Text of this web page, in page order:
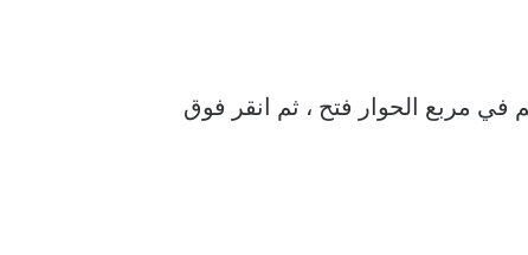
في مربع الحوار فتح ، ثم انقر فوق